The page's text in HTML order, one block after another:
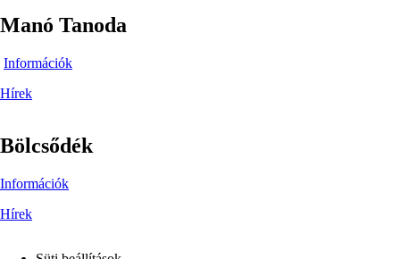
Manó Tanoda
Információk
Hírek
Bölcsődék
Információk
Hírek